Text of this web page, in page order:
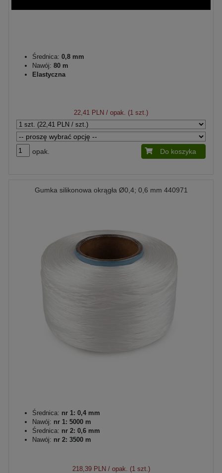
Średnica: 0,8 mm
Nawój: 80 m
Elastyczna
22,41 PLN / opak. (1 szt.)
opak. Do koszyka
Gumka silikonowa okrągła Ø0,4; 0,6 mm 440971
Średnica: nr 1: 0,4 mm
Nawój: nr 1: 5000 m
Średnica: nr 2: 0,6 mm
Nawój: nr 2: 3500 m
218,39 PLN / opak. (1 szt.)